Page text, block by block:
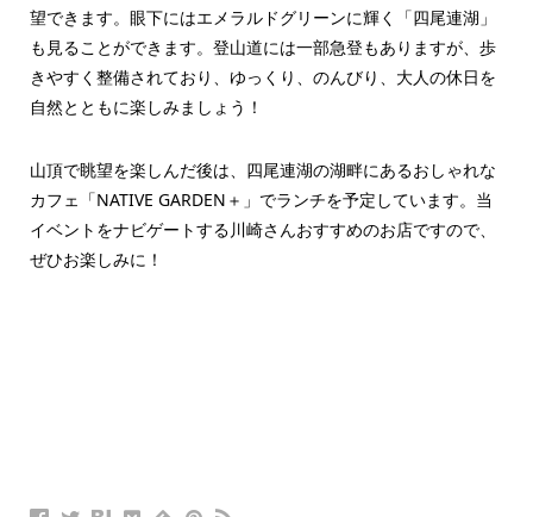
望できます。眼下にはエメラルドグリーンに輝く「四尾連湖」
も見ることができます。登山道には一部急登もありますが、歩
きやすく整備されており、ゆっくり、のんびり、大人の休日を
自然とともに楽しみましょう！
山頂で眺望を楽しんだ後は、四尾連湖の湖畔にあるおしゃれな
カフェ「NATIVE GARDEN＋」でランチを予定しています。当
イベントをナビゲートする川崎さんおすすめのお店ですので、
ぜひお楽しみに！